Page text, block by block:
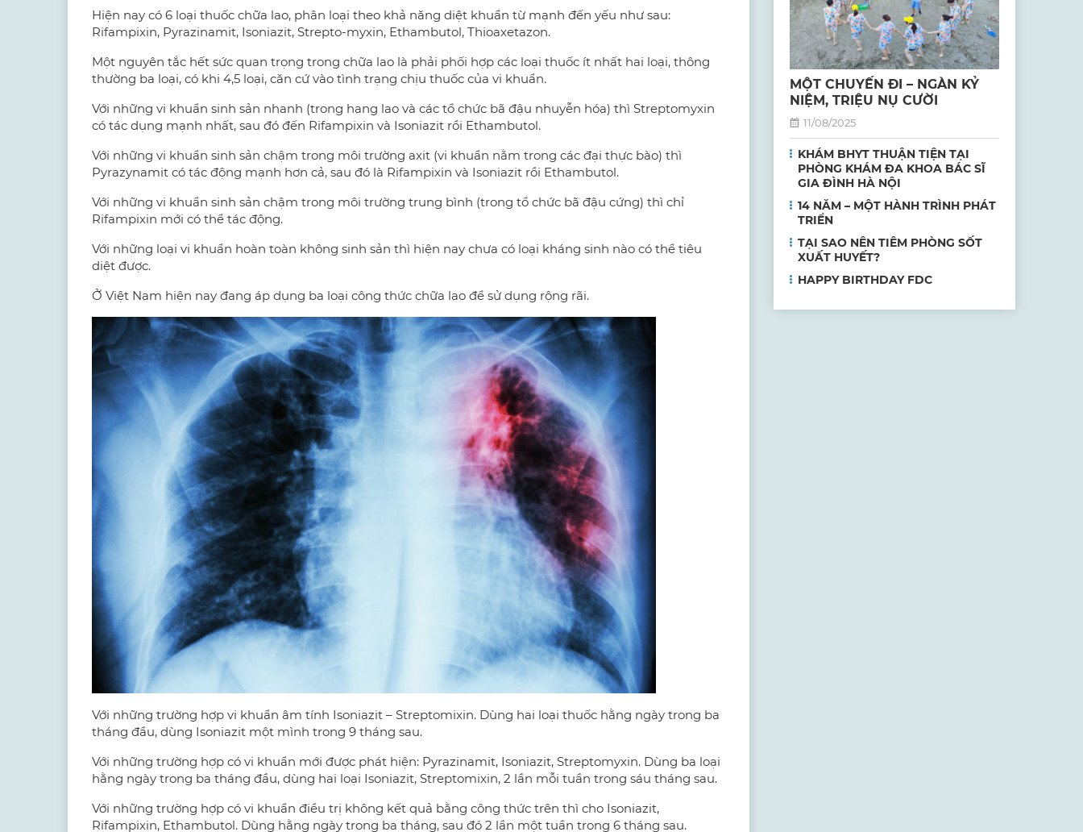
Hiện nay có 6 loại thuốc chữa lao, phân loại theo khả năng diệt khuẩn từ mạnh đến yếu như sau:
Rifampixin, Pyrazinamit, Isoniazit, Strepto-myxin, Ethambutol, Thioaxetazon.
Một nguyên tắc hết sức quan trọng trong chữa lao là phải phối hợp các loại thuốc ít nhất hai loại, thông
thường ba loại, có khi 4,5 loại, căn cứ vào tình trạng chịu thuốc của vi khuẩn.
Với những vi khuẩn sinh sản nhanh (trong hang lao và các tổ chức bã đậu nhuyễn hóa) thì Streptomyxin
có tác dụng mạnh nhất, sau đó đến Rifampixin và Isoniazit rồi Ethambutol.
Với những vi khuẩn sinh sản chậm trong môi trường axit (vi khuẩn nằm trong các đại thực bào) thì
Pyrazynamit có tác động mạnh hơn cả, sau đó là Rifampixin và Isoniazit rồi Ethambutol.
Với những vi khuẩn sinh sản chậm trong môi trường trung bình (trong tổ chức bã đậu cứng) thì chỉ
Rifampixin mới có thể tác động.
Với những loại vi khuẩn hoàn toàn không sinh sản thì hiện nay chưa có loại kháng sinh nào có thể tiêu
diệt được.
Ở Việt Nam hiện nay đang áp dụng ba loại công thức chữa lao để sử dụng rộng rãi.
Với những trường hợp vi khuẩn âm tính Isoniazit – Streptomixin. Dùng hai loại thuốc hằng ngày trong ba
tháng đầu, dùng Isoniazit một mình trong 9 tháng sau.
Với những trường hợp có vi khuẩn mới được phát hiện: Pyrazinamit, Isoniazit, Streptomyxin. Dùng ba loại
hằng ngày trong ba tháng đầu, dùng hai loại Isoniazit, Streptomixin, 2 lần mỗi tuần trong sáu tháng sau.
Với những trường hợp có vi khuẩn điều trị không kết quả bằng công thức trên thì cho Isoniazit,
Rifampixin, Ethambutol. Dùng hằng ngày trong ba tháng, sau đó 2 lần một tuần trong 6 tháng sau.
MỘT CHUYẾN ĐI – NGÀN KỶ
NIỆM, TRIỆU NỤ CƯỜI
11/08/2025
KHÁM BHYT THUẬN TIỆN TẠI
PHÒNG KHÁM ĐA KHOA BÁC SĨ
GIA ĐÌNH HÀ NỘI
14 NĂM – MỘT HÀNH TRÌNH PHÁT
TRIỂN
TẠI SAO NÊN TIÊM PHÒNG SỐT
XUẤT HUYẾT?
HAPPY BIRTHDAY FDC